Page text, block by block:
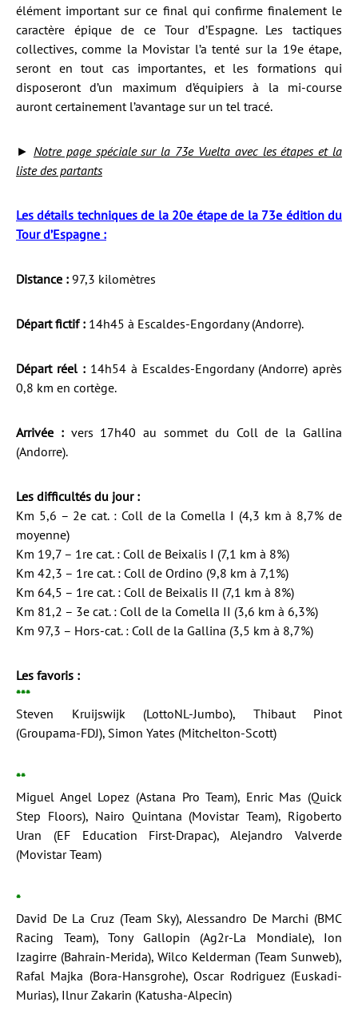
élément important sur ce final qui confirme finalement le
caractère épique de ce Tour d’Espagne. Les tactiques
collectives, comme la Movistar l’a tenté sur la 19e étape,
seront en tout cas importantes, et les formations qui
disposeront d’un maximum d’équipiers à la mi-course
auront certainement l’avantage sur un tel tracé.
► Notre page spéciale sur la 73e Vuelta avec les étapes et la
liste des partants
Les détails techniques de la 20e étape de la 73e édition du
Tour d’Espagne :
Distance : 97,3 kilomètres
Départ fictif : 14h45 à Escaldes-Engordany (Andorre).
Départ réel : 14h54 à Escaldes-Engordany (Andorre) après
0,8 km en cortège.
Arrivée :vers 17h40 au sommet du Coll de la Gallina
(Andorre).
Les difficultés du jour :
Km 5,6 – 2e cat. : Coll de la Comella I (4,3 km à 8,7% de
moyenne)
Km 19,7 – 1re cat. : Coll de Beixalis I (7,1 km à 8%)
Km 42,3 – 1re cat. : Coll de Ordino (9,8 km à 7,1%)
Km 64,5 – 1re cat. : Coll de Beixalis II (7,1 km à 8%)
Km 81,2 – 3e cat. : Coll de la Comella II (3,6 km à 6,3%)
Km 97,3 – Hors-cat. : Coll de la Gallina (3,5 km à 8,7%)
Les favoris :
***
Steven Kruijswijk (LottoNL-Jumbo), Thibaut Pinot
(Groupama-FDJ), Simon Yates (Mitchelton-Scott)
**
Miguel Angel Lopez (Astana Pro Team), Enric Mas (Quick
Step Floors), Nairo Quintana (Movistar Team), Rigoberto
Uran (EF Education First-Drapac), Alejandro Valverde
(Movistar Team)
*
David De La Cruz (Team Sky), Alessandro De Marchi (BMC
Racing Team), Tony Gallopin (Ag2r-La Mondiale), Ion
Izagirre (Bahrain-Merida), Wilco Kelderman (Team Sunweb),
Rafal Majka (Bora-Hansgrohe), Oscar Rodriguez (Euskadi-
Murias), Ilnur Zakarin (Katusha-Alpecin)